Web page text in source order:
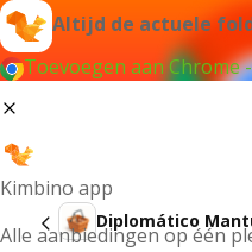
Altijd de actuele
Toevoegen aan Chrome -
Kimbino app
Alle aanbiedingen op één
Diplomático